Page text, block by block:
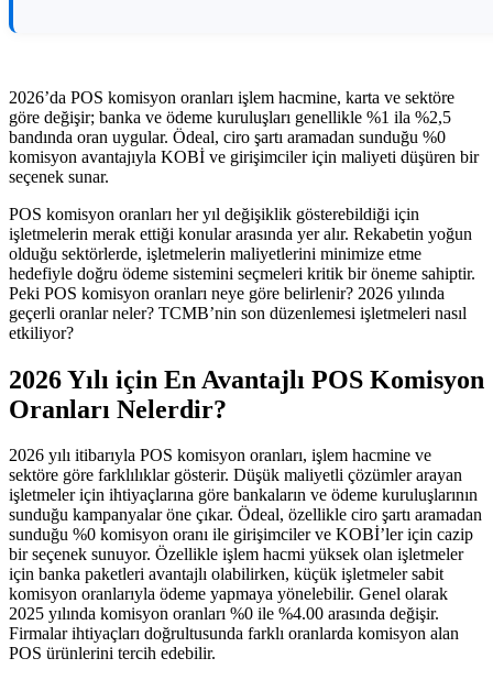
2026’da POS komisyon oranları işlem hacmine, karta ve sektöre
göre değişir; banka ve ödeme kuruluşları genellikle %1 ila %2,5
bandında oran uygular. Ödeal, ciro şartı aramadan sunduğu %0
komisyon avantajıyla KOBİ ve girişimciler için maliyeti düşüren bir
seçenek sunar.
POS komisyon oranları her yıl değişiklik gösterebildiği için
işletmelerin merak ettiği konular arasında yer alır. Rekabetin yoğun
olduğu sektörlerde, işletmelerin maliyetlerini minimize etme
hedefiyle doğru ödeme sistemini seçmeleri kritik bir öneme sahiptir.
Peki POS komisyon oranları neye göre belirlenir? 2026 yılında
geçerli oranlar neler? TCMB’nin son düzenlemesi işletmeleri nasıl
etkiliyor?
2026 Yılı için En Avantajlı POS Komisyon
Oranları Nelerdir?
2026 yılı itibarıyla POS komisyon oranları, işlem hacmine ve
sektöre göre farklılıklar gösterir. Düşük maliyetli çözümler arayan
işletmeler için ihtiyaçlarına göre bankaların ve ödeme kuruluşlarının
sunduğu kampanyalar öne çıkar. Ödeal, özellikle ciro şartı aramadan
sunduğu %0 komisyon oranı ile girişimciler ve KOBİ’ler için cazip
bir seçenek sunuyor. Özellikle işlem hacmi yüksek olan işletmeler
için banka paketleri avantajlı olabilirken, küçük işletmeler sabit
komisyon oranlarıyla ödeme yapmaya yönelebilir. Genel olarak
2025 yılında komisyon oranları %0 ile %4.00 arasında değişir.
Firmalar ihtiyaçları doğrultusunda farklı oranlarda komisyon alan
POS ürünlerini tercih edebilir.